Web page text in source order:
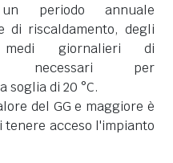
periodo annuale
di riscaldamento, degli
medi giornalieri di
necessari per
soglia di 20 °C.
del GG e maggiore è
tenere acceso l'impianto